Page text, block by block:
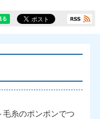
毛糸のポンポンでつ